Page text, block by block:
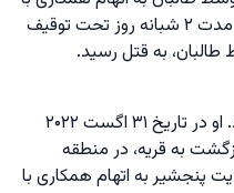
جبهه مقاومت ملی گرفتار شد. او به مدت ۲ شبانه روز تحت توقیف
به قتل رسید.
آغا محمد ۶۵ ساله نیز یک چوپان بود. او در تاریخ ۳۱ اگست ۲۰۲۲
به قریه، در منطقه
پنجشیر به اتهام همکاری با